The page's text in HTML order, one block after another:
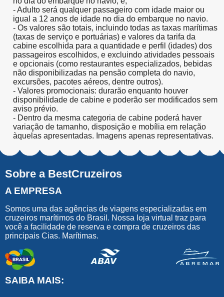
- Adulto será qualquer passageiro com idade maior ou
igual a 12 anos de idade no dia do embarque no navio.
- Os valores são totais, incluindo todas as taxas marítimas
(taxas de serviço e portuárias) e valores da tarifa da
cabine escolhida para a quantidade e perfil (idades) dos
passageiros escolhidos, e excluindo atividades pessoais
e opcionais (como restaurantes especializados, bebidas
não disponibilizadas na pensão completa do navio,
excursões, pacotes aéreos, dentre outros).
- Valores promocionais: durarão enquanto houver
disponibilidade de cabine e poderão ser modificados sem
aviso prévio.
- Dentro da mesma categoria de cabine poderá haver
variação de tamanho, disposição e mobília em relação
àquelas apresentadas. Imagens apenas representativas.
Sobre a BestCruzeiros
A EMPRESA
Somos uma das agências de viagens especializadas em
cruzeiros marítimos do Brasil. Nossa loja virtual traz para
você a facilidade de reserva e compra de cruzeiros das
principais Cias. Marítimas.
SAIBA MAIS: